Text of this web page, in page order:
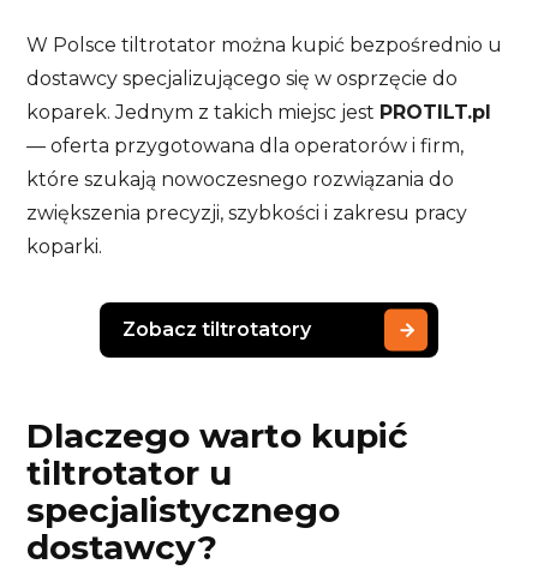
W Polsce tiltrotator można kupić bezpośrednio u
dostawcy specjalizującego się w osprzęcie do
koparek. Jednym z takich miejsc jest PROTILT.pl
— oferta przygotowana dla operatorów i firm,
które szukają nowoczesnego rozwiązania do
zwiększenia precyzji, szybkości i zakresu pracy
koparki.
Zobacz tiltrotatory
Dlaczego warto kupić
tiltrotator u
specjalistycznego
dostawcy?